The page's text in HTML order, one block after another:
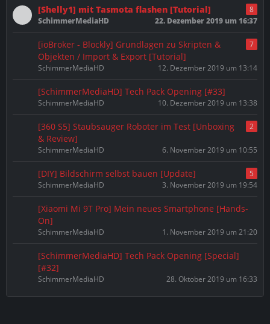
[Shelly1] mit Tasmota flashen [Tutorial]
8
SchimmerMediaHD
22. Dezember 2019 um 16:37
[ioBroker - Blockly] Grundlagen zu Skripten &
Objekten / Import & Export [Tutorial]
7
SchimmerMediaHD 12. Dezember 2019 um 13:14
[SchimmerMediaHD] Tech Pack Opening [#33]
SchimmerMediaHD 10. Dezember 2019 um 13:38
[360 S5] Staubsauger Roboter im Test [Unboxing
& Review]
2
SchimmerMediaHD 6. November 2019 um 10:55
[DIY] Bildschirm selbst bauen [Update]
5
SchimmerMediaHD
3. November 2019 um 19:54
[Xiaomi Mi 9T Pro] Mein neues Smartphone [Hands-
On]
SchimmerMediaHD 1. November 2019 um 21:20
[SchimmerMediaHD] Tech Pack Opening [Special]
[#32]
SchimmerMediaHD 28. Oktober 2019 um 16:33